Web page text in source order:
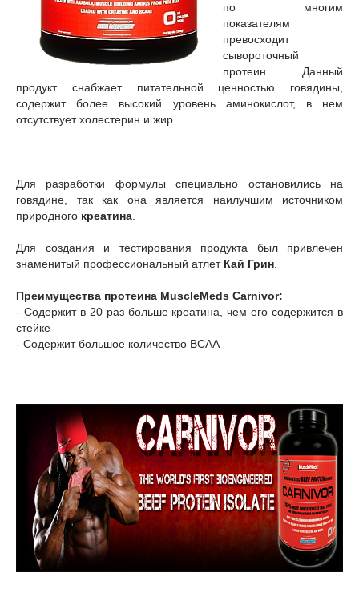
по многим
показателям
превосходит
сывороточный
протеин. Данный
продукт снабжает питательной ценностью говядины,
содержит более высокий уровень аминокислот, в нем
отсутствует холестерин и жир.
Для разработки формулы специально остановились на
говядине, так как она является наилучшим источником
природного креатина
Для создания и тестирования продукта был привлечен
знаменитый профессиональный атлет Кай Грин
Преимущества протеина MuscleMeds Carnivor:
- Содержит в 20 раз больше креатина, чем его содержится в
стейке
- Содержит большое количество BCAA